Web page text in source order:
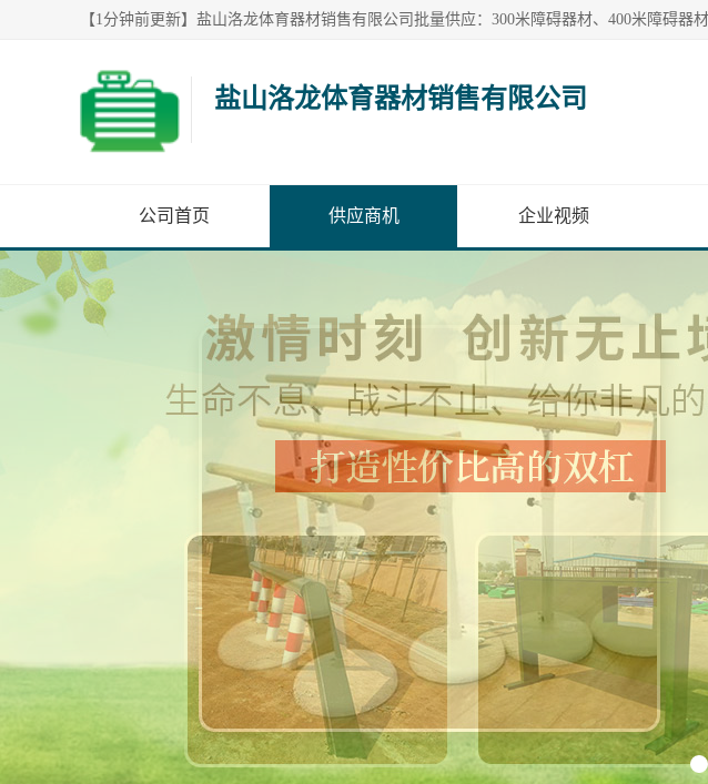
盐山洛龙体育器材销售有限公司
公司首页 供应商机 企业视频